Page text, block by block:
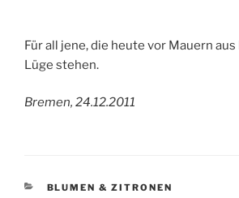
Für all jene, die heute vor Mauern
Lüge stehen.
Bremen, 24.12.2011
KATEGORIEN
BLUMEN & ZITRONEN